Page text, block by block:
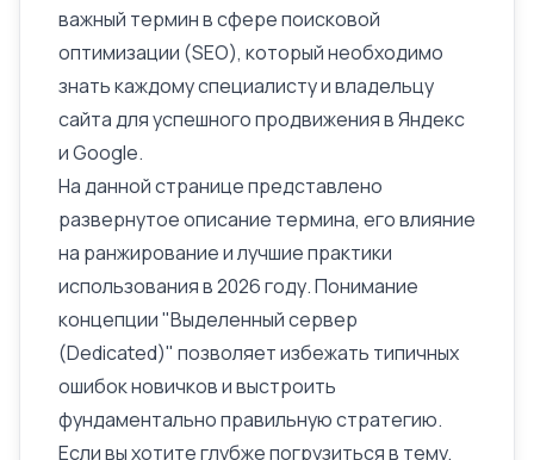
важный термин в сфере поисковой
оптимизации (SEO), который необходимо
знать каждому специалисту и владельцу
сайта для успешного продвижения в Яндекс
и Google.
На данной странице представлено
развернутоеописание термина, его влияние
на ранжирование и лучшие практики
использования в 2026 году. Понимание
концепции "Выделенный сервер
(Dedicated)" позволяет избежать типичных
ошибок новичков и выстроить
фундаментально правильную стратегию.
Если вы хотите глубже погрузиться в тему,